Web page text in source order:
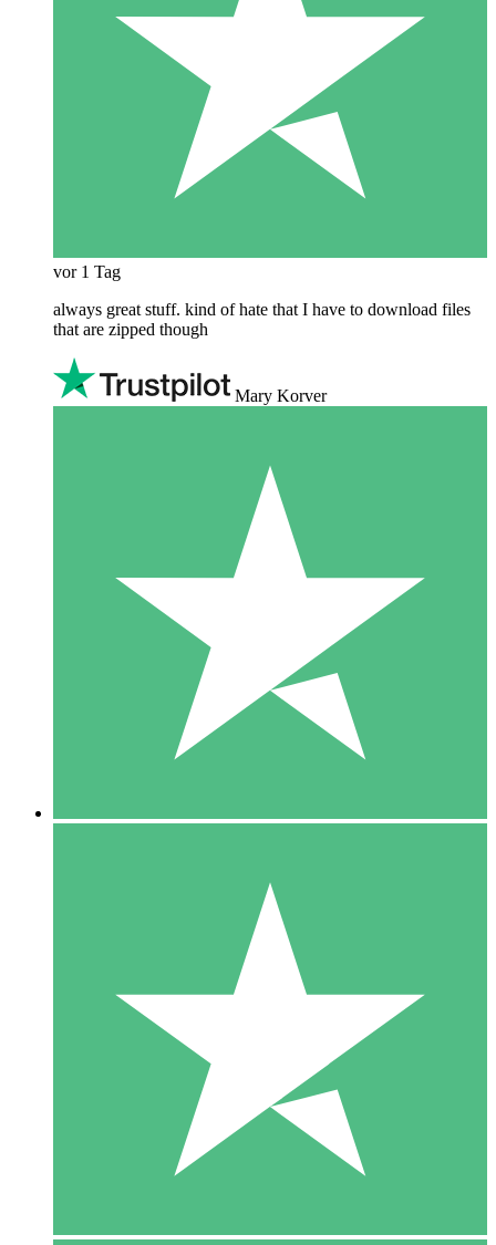
vor 1 Tag
always great stuff. kind of hate that I have to download files
that are zipped though
Mary Korver